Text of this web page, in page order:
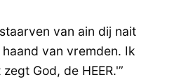
van ain dij nait
van vremden. Ik
God, de HEER.'”